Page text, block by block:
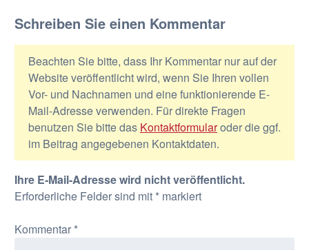
Schreiben Sie einen Kommentar
Beachten Sie bitte, dass Ihr Kommentar nur auf der
Website veröffentlicht wird, wenn Sie Ihren vollen
Vor- und Nachnamen und eine funktionierende E-
Mail-Adresse verwenden. Für direkte Fragen
benutzen Sie bitte das Kontaktformularoder die ggf.
im Beitrag angegebenen Kontaktdaten.
Ihre E-Mail-Adresse wird nicht veröffentlicht.
Erforderliche Felder sind mit *markiert
Kommentar *